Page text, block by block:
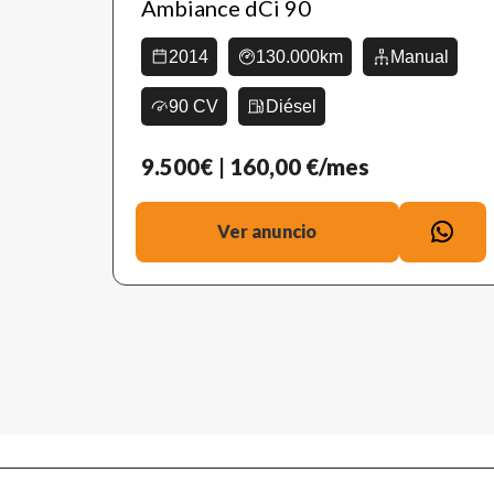
Ambiance dCi 90
2014 130.000km Manual
90 CV Diésel
9.500€ | 160,00 €/mes
Ver anuncio